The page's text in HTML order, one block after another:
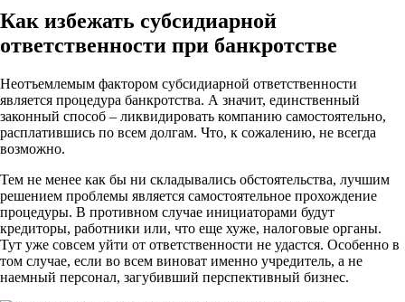
Как избежать субсидиарной
ответственности при банкротстве
Неотъемлемым фактором субсидиарной ответственности
является процедура банкротства. А значит, единственный
законный способ – ликвидировать компанию самостоятельно,
расплатившись по всем долгам. Что, к сожалению, не всегда
возможно.
Тем не менее как бы ни складывались обстоятельства, лучшим
решением проблемы является самостоятельное прохождение
процедуры. В противном случае инициаторами будут
кредиторы, работники или, что еще хуже, налоговые органы.
Тут уже совсем уйти от ответственности не удастся. Особенно в
том случае, если во всем виноват именно учредитель, а не
наемный персонал, загубивший перспективный бизнес.